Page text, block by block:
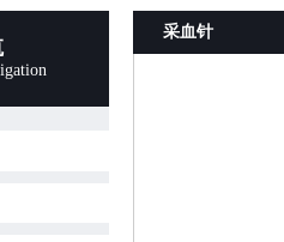
采血针